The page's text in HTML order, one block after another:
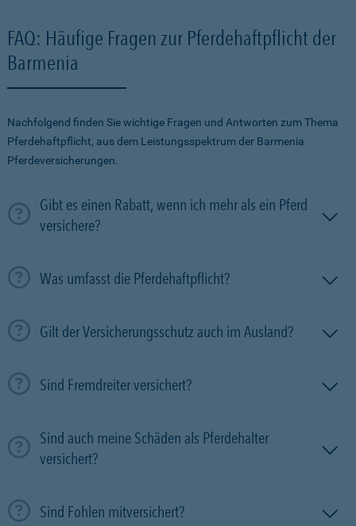
FAQ: Häufige Fragen zur Pferdehaftpflicht der
Barmenia
Nachfolgend finden Sie wichtige Fragen und Antworten zum Thema
Pferdehaftpflicht, aus dem Leistungsspektrum der Barmenia
Pferdeversicherungen.
Gibt es einen Rabatt, wenn ich mehr als ein Pferd
versichere?
Was umfasst die Pferdehaftpflicht?
Gilt der Versicherungsschutz auch im Ausland?
Sind Fremdreiter versichert?
Sind auch meine Schäden als Pferdehalter
versichert?
Sind Fohlen mitversichert?